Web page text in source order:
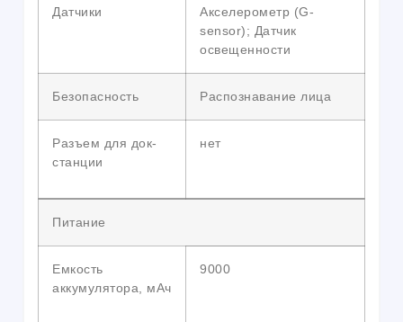
Датчики
Акселерометр (G-
sensor); Датчик
освещенности
Безопасность Распознавание лица
Разъем для док-
станции
нет
Питание
Емкость
аккумулятора, мАч
9000